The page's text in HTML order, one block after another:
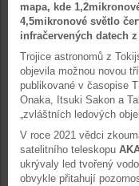
mapa, kde
4,5mikronové světlo
infračervených datech
Trojice astronomů z
objevila možnou novou
publikované v časopise
Onaka, Itsuki Sakon a
„zvláštních ledových
V roce 2021 vědci
satelitního teleskopu
ukrývaly led tvořený
obvykle přitahují